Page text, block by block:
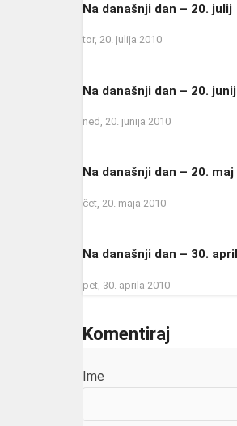
Na današnji dan – 20. julij
tor, 20. julija 2010
Na današnji dan – 20. junij
ned, 20. junija 2010
Na današnji dan – 20. maj
čet, 20. maja 2010
Na današnji dan – 30. april
pet, 30. aprila 2010
Komentiraj
Ime